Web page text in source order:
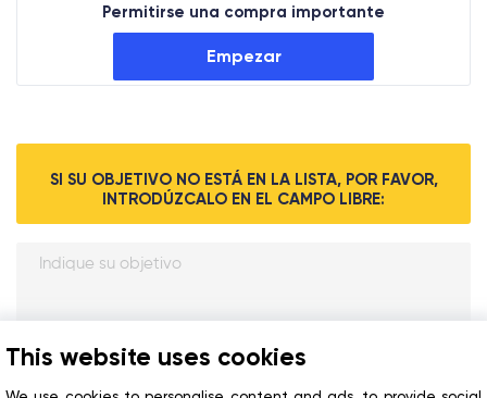
Permitirse una compra importante
Empezar
SI SU OBJETIVO NO ESTÁ EN LA LISTA, POR FAVOR,
INTRODÚZCALO EN EL CAMPO LIBRE:
This website uses cookies